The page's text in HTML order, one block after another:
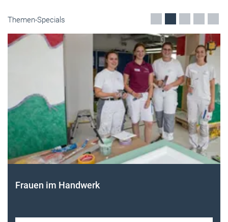
Themen-Specials
Frauen im Handwerk